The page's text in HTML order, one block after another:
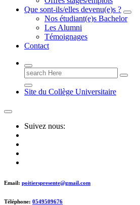
Que sont-ils/elles devenu(e)s ?
Nos étudiant(e)s Bachelor
Les Alumni
Témoignages
Contact
Search
for:
Site du Collège Universitaire
Suivez nous:
Email: poitierspresente@gmail.com
Téléphone: 0549509676